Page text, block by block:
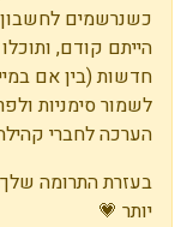
כשנרשמים
הייתם קודם,
חדשות (בין אם
הערכה לחברי
בעזרת התרומה
יותר 💗